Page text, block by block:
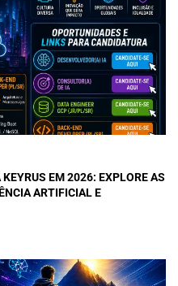
EM 2026: EXPLORE AS
ARTIFICIAL E